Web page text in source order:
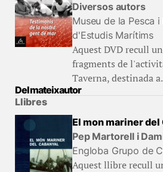
Diversos autors
Museu de la Pesca
d'Estudis Marítims
Aquest DVD recull
fragments de
Taverna, destinada
Del mateix autor
Llibres
El mon mariner del
Pep Martorell i
Engloba Grupo de
Aquest llibre recull